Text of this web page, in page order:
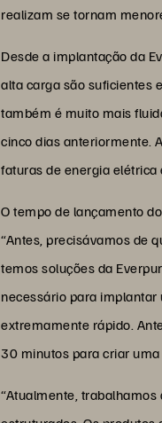
realizam se tornam
Desde a implantação da
alta carga são suficientes
também é muito mais
cinco dias anteriormente.
faturas de energia elétrica
O tempo de lançamento
“Antes, precisávamos de
temos soluções da
necessário para
extremamente rápido.
30 minutos para criar
“Atualmente,